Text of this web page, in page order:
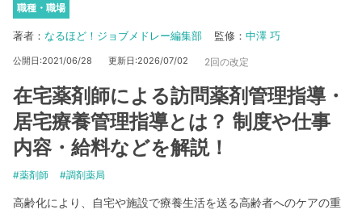
職種・職場
著者 ： なるほど！ジョブメドレー編集部 監修 ： 中澤 巧
公開日:2021/06/28 更新日:2026/07/02 2回の改定
在宅薬剤師による訪問薬剤管理指導・
居宅療養管理指導とは？ 制度や仕事
内容・給料などを解説！
薬剤師 調剤薬局
高齢化により、自宅や施設で療養生活を送る高齢者へのケアの重